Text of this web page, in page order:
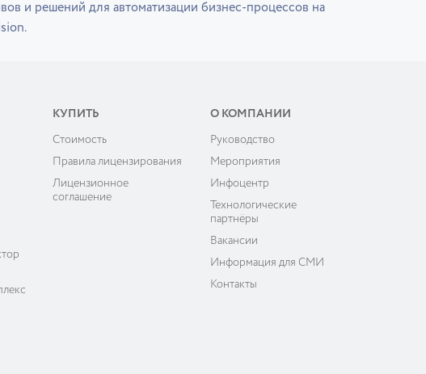
и решений для автоматизации бизнес-процессов на
КУПИТЬ
Cтоимость
Правила лицензирования
Лицензионное
соглашение
О КОМПАНИИ
Руководство
Мероприятия
Инфоцентр
Технологические
партнёры
Вакансии
Информация для СМИ
Контакты